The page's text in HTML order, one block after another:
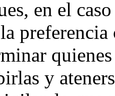
en el
y